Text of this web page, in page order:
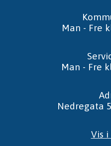
Man - Fre
Man - Fre
Nedregata
Vis